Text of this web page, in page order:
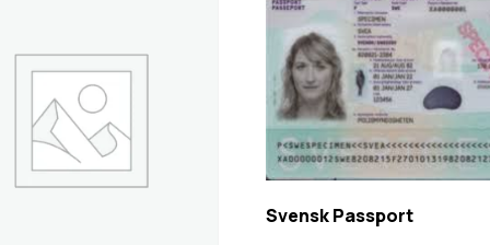
Svensk Passport